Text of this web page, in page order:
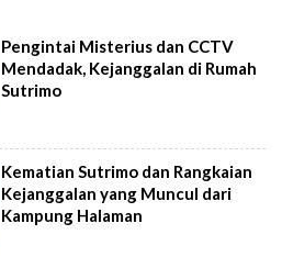
Pengintai Misterius dan CCTV
Mendadak, Kejanggalan di Rumah
Sutrimo
Kematian Sutrimo dan Rangkaian
Kejanggalan yang Muncul dari
Kampung Halaman